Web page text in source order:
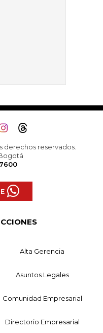
derechos reservados.
Alta Gerencia
Asuntos Legales
Comunidad Empresarial
Directorio Empresarial